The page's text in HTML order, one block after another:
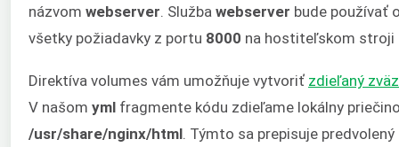
názvom webserver . Služba webserver bude používať
všetky požiadavky z portu 8000 na hostiteľskom stroji
Direktíva volumes vám umožňuje vytvoriť zdieľaný
V našom yml fragmente kódu zdieľame lokálny
/usr/share/nginx/html. Týmto sa prepisuje